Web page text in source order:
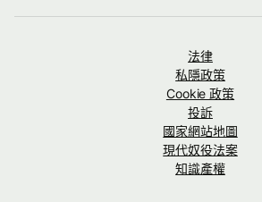
法律
私隱政策
Cookie 政策
投訴
國家網站地圖
現代奴役法案
知識產權